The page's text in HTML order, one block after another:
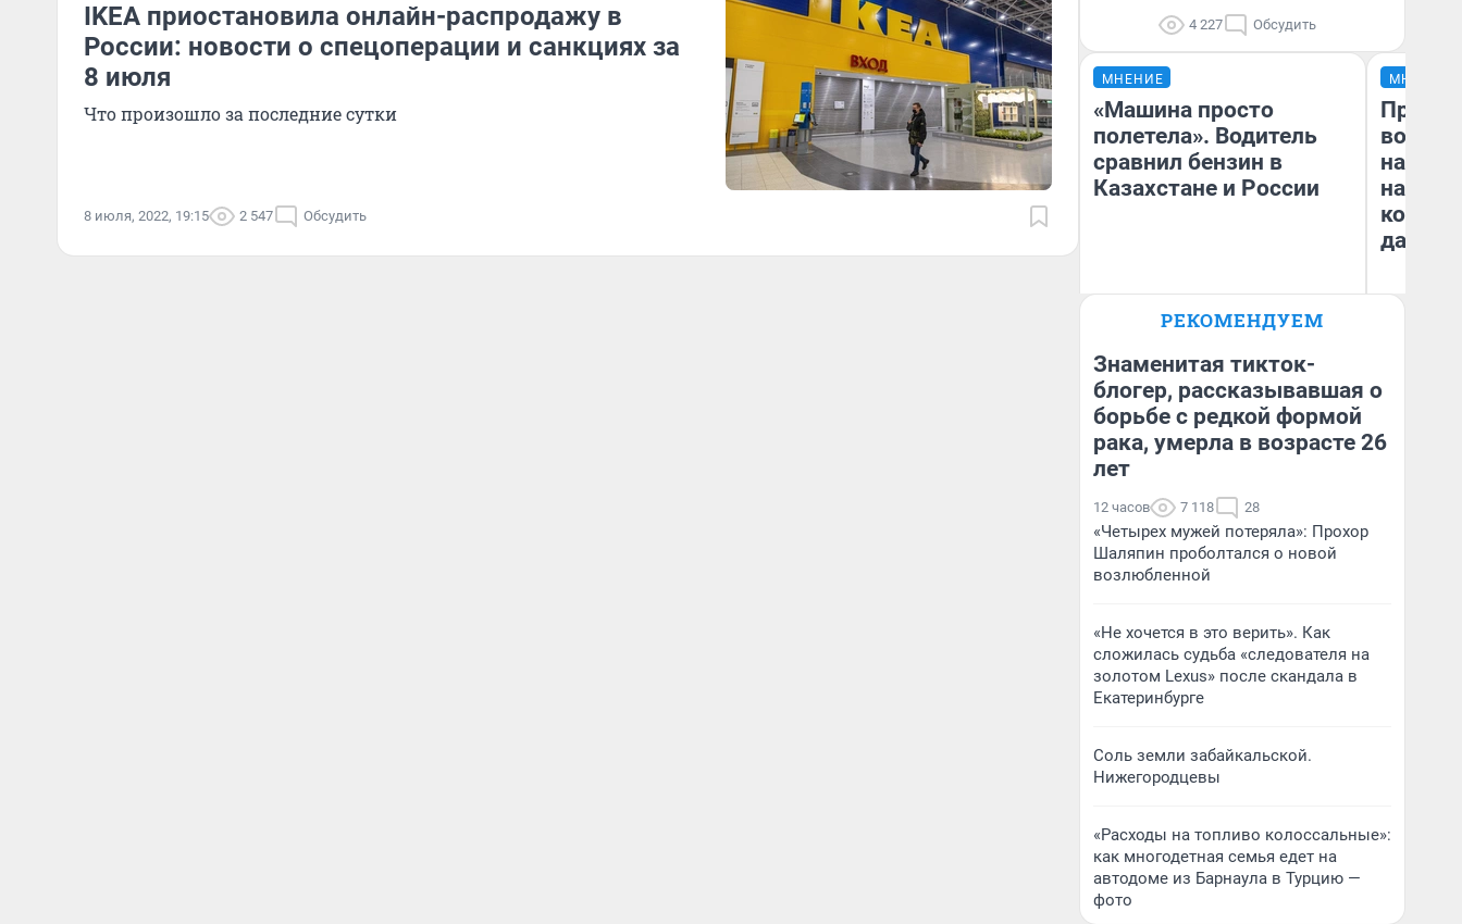
IKEA приостановила онлайн-распродажу в
России: новости о спецоперации и санкциях за
8 июля
Что произошло за последние сутки
8 июля, 2022, 19:15 2 547 Обсудить
4 227 Обсудить
МНЕНИЕ
«Машина просто
полетела». Водитель
сравнил бензин в
Казахстане и России
Анатолий Кузнецов
МНЕНИЕ
нам
даже
РЕКОМЕНДУЕМ
Знаменитая тикток-
блогер, рассказывавшая о
борьбе с редкой формой
рака, умерла в возрасте 26
лет
12 часов 7 118 28
«Четырех мужей потеряла»: Прохор
Шаляпин проболтался о новой
возлюбленной
«Не хочется в это верить». Как
сложилась судьба «следователя на
золотом Lexus» после скандала в
Екатеринбурге
Соль земли забайкальской.
Нижегородцевы
«Расходы на топливо колоссальные»:
как многодетная семья едет на
автодоме из Барнаула в Турцию —
фото